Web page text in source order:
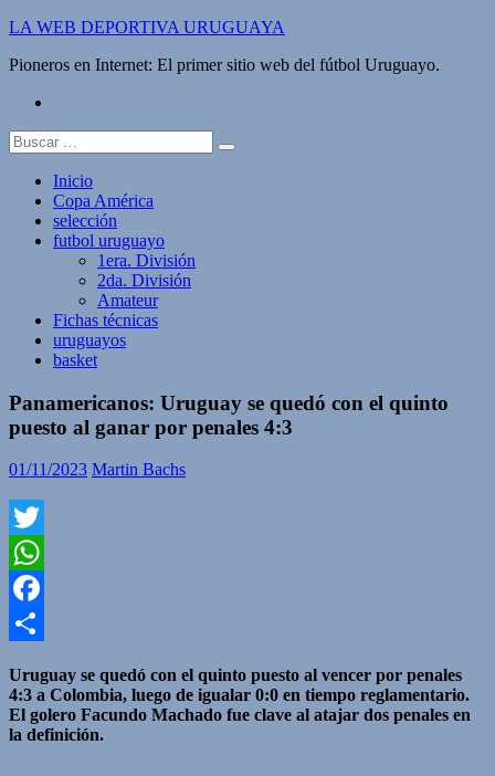
Saltar
contenido
LA WEB DEPORTIVA URUGUAYA
Pioneros en Internet: El primer sitio web del fútbol Uruguayo.
Buscar:
Inicio
Copa América
selección
futbol uruguayo
1era. División
2da. División
Amateur
Fichas técnicas
uruguayos
basket
Panamericanos: Uruguay se quedó con el quinto
puesto al ganar por penales 4:3
01/11/2023 Martin Bachs
Twitter
WhatsApp
Facebook
Uruguay se quedó con el quinto puesto al vencer por penales
4:3 a Colombia, luego de igualar 0:0 en tiempo reglamentario.
El golero Facundo Machado fue clave al atajar dos penales en
la definición.